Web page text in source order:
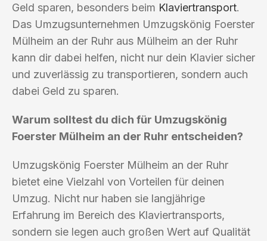
Geld sparen, besonders beim Klaviertransport.
Das Umzugsunternehmen Umzugskönig Foerster
Mülheim an der Ruhr aus Mülheim an der Ruhr
kann dir dabei helfen, nicht nur dein Klavier sicher
und zuverlässig zu transportieren, sondern auch
dabei Geld zu sparen.
Warum solltest du dich für Umzugskönig
Foerster Mülheim an der Ruhr entscheiden?
Umzugskönig Foerster Mülheim an der Ruhr
bietet eine Vielzahl von Vorteilen für deinen
Umzug. Nicht nur haben sie langjährige
Erfahrung im Bereich des Klaviertransports,
sondern sie legen auch großen Wert auf Qualität